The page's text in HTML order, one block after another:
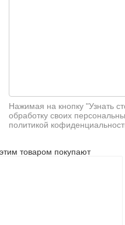
Нажимая на кнопку "Узнать
обработку своих
политикой
товаром покупают